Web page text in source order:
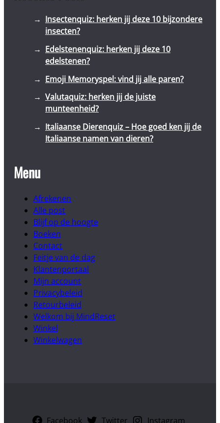
Insectenquiz: herken jij deze 10 bijzondere
insecten?
Edelstenenquiz: herken jij deze 10
edelstenen?
Emoji Memoryspel: vind jij alle paren?
Valutaquiz: herken jij de juiste
munteenheid?
Italiaanse Dierenquiz – Hoe goed ken jij de
Italiaanse namen van dieren?
Menu
Afrekenen
Alle post
Blijf op de hoogte
Boeken
Contact
Feitje van de dag
Klantenportaal
Mijn account
Privacybeleid
Retourbeleid
Welkom bij MindReset
Winkel
Winkelwagen
Facebook Twitter Instagram